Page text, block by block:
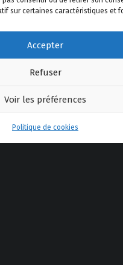
sur certaines caractéristiques et
Accepter
Refuser
Voir les préférences
Politique de cookies
Menu